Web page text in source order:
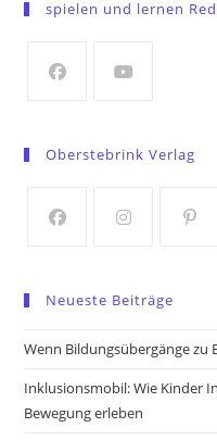
a
tab
spielen und lernen
a
tab
tab
Oberstebrink Verlag
a
new
new
a
new
Neueste Beiträge
Wenn Bildungsübergänge zu
Inklusionsmobil: Wie Kinder
Bewegung erleben